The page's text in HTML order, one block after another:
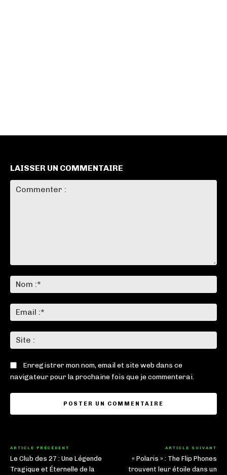
LAISSER UN COMMENTAIRE
:*
:*
:
Enregistrer mon nom, email et site web dans ce
navigateur pour la prochaine fois que je commenterai.
ARTICLE PRÉCÉDENT
Le Club des 27 : Une Légende
Tragique et Éternelle de la
ARTICLE SUIVANT
« Polaris » : The Flip Phones
trouvent leur étoile dans un